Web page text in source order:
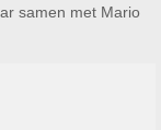
samen met Mario